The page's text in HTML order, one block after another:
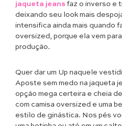
jaqueta jeans faz o inverso e
deixando seu look mais
intensifica ainda mais quando
oversized, porque ela vem
produção.
Quer dar um Up naquele
Aposte sem medo na jaqueta
opção mega certeira e cheia
com camisa oversized e uma
estilo de ginástica. Nos pés